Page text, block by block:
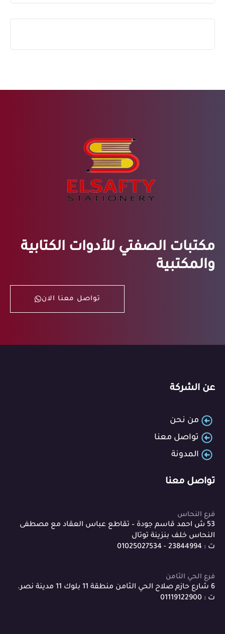
مكتبات الصفتي للأدوات الكتابية
والمكتبية
تواصل معنا الان
عن الشركة
من نحن
تواصل معنا
المدونة
تواصل معنا
فرع النحاس
53 ش احمد قاسم جودة – تقاطع عباس العقاد مع مصطفى
النحاس خلف بنزينة توتال
ت : 23844994 - 01025027534
فرع الحي الثامن
6 شارع حازم صلاح الحي الثامن منطقة 11 بلوك 11 مدينة نصر.
ت : 01119122900